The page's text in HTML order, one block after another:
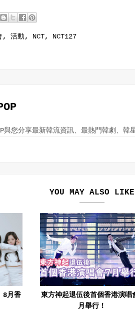
, 活動, NCT, NCT127
與您分享最新韓流資訊、最熱門韓劇、韓
YOU MAY ALSO LIKE
8月香
東方神起退伍後首個香港演唱
月舉行！